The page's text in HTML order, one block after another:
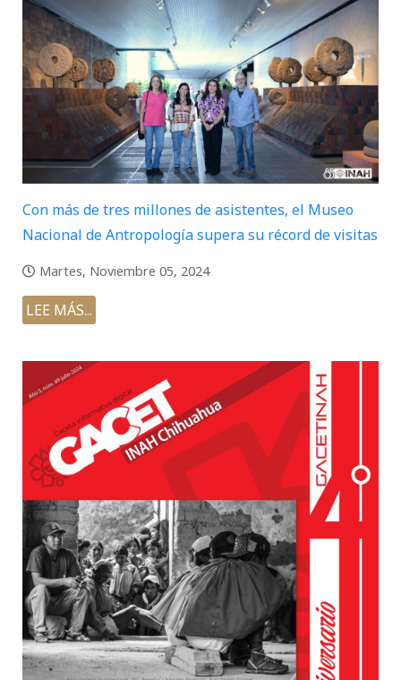
Con más de tres millones de asistentes, el Museo
Nacional de Antropología supera su récord de visitas
Martes, Noviembre 05, 2024
LEE MÁS...